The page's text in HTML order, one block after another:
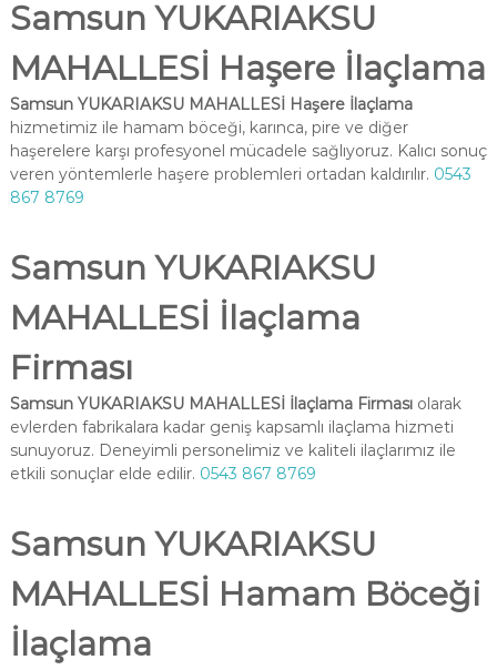
Samsun YUKARIAKSU
MAHALLESİ Haşere İlaçlama
Samsun YUKARIAKSU MAHALLESİ Haşere İlaçlama
hizmetimiz ile hamam böceği, karınca, pire ve diğer
haşerelere karşı profesyonel mücadele sağlıyoruz. Kalıcı sonuç
veren yöntemlerle haşere problemleri ortadan kaldırılır. 0543
867 8769
Samsun YUKARIAKSU
MAHALLESİ İlaçlama
Firması
Samsun YUKARIAKSU MAHALLESİ İlaçlama Firmasıolarak
evlerden fabrikalara kadar geniş kapsamlı ilaçlama hizmeti
sunuyoruz. Deneyimli personelimiz ve kaliteli ilaçlarımız ile
etkili sonuçlar elde edilir. 0543 867 8769
Samsun YUKARIAKSU
MAHALLESİ Hamam Böceği
İlaçlama